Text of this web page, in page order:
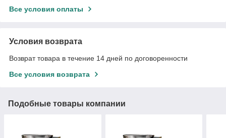
Все условия оплаты
Условия возврата
Возврат товара в течение 14 дней по договоренности
Все условия возврата
Подобные товары компании